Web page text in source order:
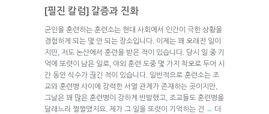
[필진 칼럼] 갈증과 진화
군인을 훈련하는 훈련소는 현대 사회에서 인간이 극한 상황을
경험하게 되는 몇 안 되는 장소입니다. 이제는 꽤 오래전 일이
지만, 저도 논산에서 훈련을 받은 적이 있습니다. 당시 일 중 기
억에 또렷이 남은 일로, 야외 훈련 도중 몇 가지 착오로 두어 시
간 동안 식수가 끊긴 적이 있습니다. 일반적으로 훈련소는 조
교와 훈련병 사이에 강력한 서열 관계가 존재하는 곳이지만,
그날은 꽤 많은 훈련병이 강하게 반발했고, 조교들도 훈련병을
달래느라 쩔쩔맸지요. 제가 그 일을 또렷이 기억하는 건 → 더